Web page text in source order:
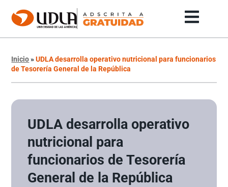
Inicio»UDLA desarrolla operativo nutricional para funcionarios
de Tesorería General de la República
UDLA desarrolla operativo
nutricional para
funcionarios de Tesorería
General de la República